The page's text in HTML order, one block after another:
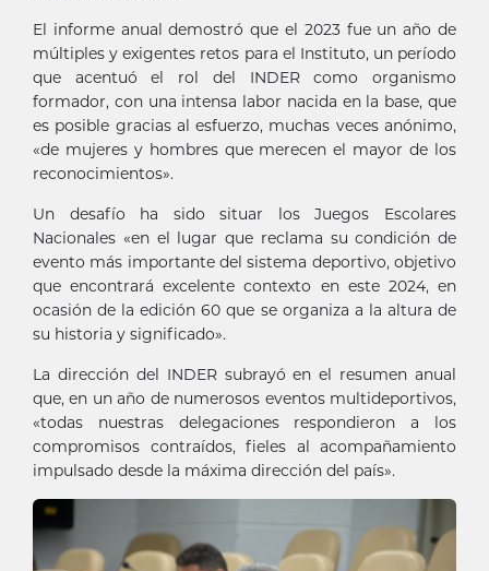
El informe anual demostró que el 2023 fue un año de
múltiples y exigentes retos para el Instituto, un período
que acentuó el rol del INDER como organismo
formador, con una intensa labor nacida en la base, que
es posible gracias al esfuerzo, muchas veces anónimo,
«de mujeres y hombres que merecen el mayor de los
reconocimientos».
Un desafío ha sido situar los Juegos Escolares
Nacionales «en el lugar que reclama su condición de
evento más importante del sistema deportivo, objetivo
que encontrará excelente contexto en este 2024, en
ocasión de la edición 60 que se organiza a la altura de
su historia y significado».
La dirección del INDER subrayó en el resumen anual
que, en un año de numerosos eventos multideportivos,
«todas nuestras delegaciones respondieron a los
compromisos contraídos, fieles al acompañamiento
impulsado desde la máxima dirección del país».